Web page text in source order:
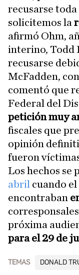
recusarse
solicitemos la
afirmó Ohm,
interino, Todd
recusarse
McFadden,
comentó que
Federal del
petición muy
fiscales que
opinión
fueron
Los hechos se
abril cuando
encontraban
próxima
para el 29 de
TEMAS DONALD